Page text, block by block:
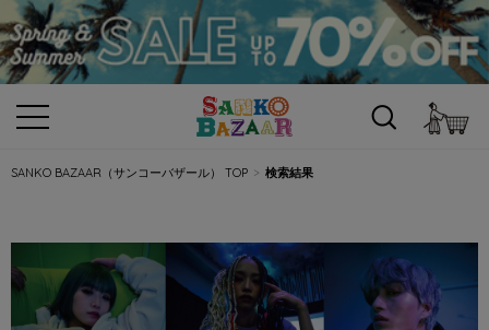
SANKO BAZAAR（サンコーバザール） TOP 検索結果